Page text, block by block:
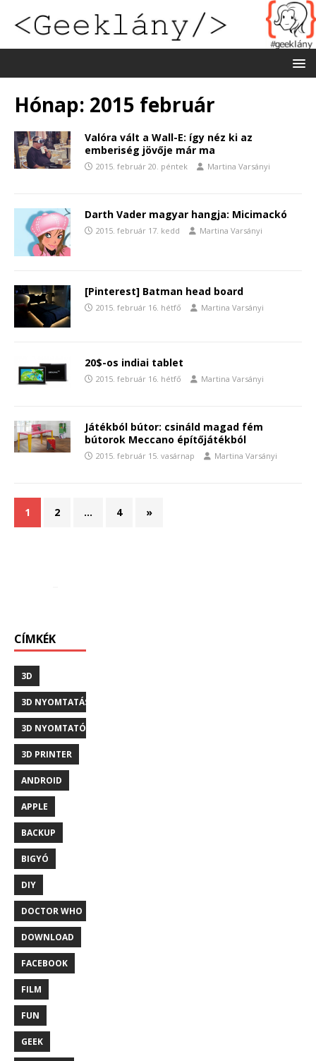
Hónap: 2015 február
Valóra vált a Wall-E: így néz ki az
emberiség jövője már ma
2015. február 20. péntek Martina Varsányi
Darth Vader magyar hangja: Micimackó
2015. február 17. kedd Martina Varsányi
[Pinterest] Batman head board
2015. február 16. hétfő Martina Varsányi
20$-os indiai tablet
2015. február 16. hétfő Martina Varsányi
Játékból bútor: csináld magad fém
bútorok Meccano építőjátékból
2015. február 15. vasárnap Martina Varsányi
1 2 … 4 »
CÍMKÉK
3D
3D NYOMTATÁS
3D NYOMTATÓ
3D PRINTER
ANDROID
APPLE
BACKUP
BIGYÓ
DIY
DOCTOR WHO
DOWNLOAD
FACEBOOK
FILM
FUN
GEEK